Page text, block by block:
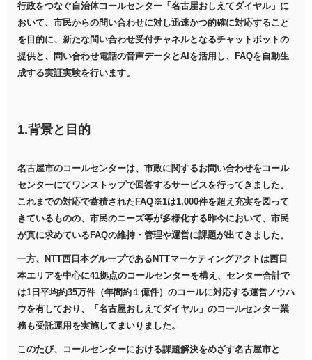
行政をつなぐ自治体コールセンター「名古屋おしえてダイヤル」に
おいて、市民からの問い合わせに対し迅速かつ的確に対応すること
を目的に、新たな問い合わせ受付チャネルとなるチャットボットの
提供と、問い合わせ電話の音声データとAIを活用し、FAQを自動生
成する実証実験を行います。
1.背景と目的
名古屋市のコールセンターは、市政に関するお問い合わせをコール
センターにてワンストップで回答するサービスを行ってきました。
これまでの対応で蓄積されたFAQ※1は1,000件を超え充実を図って
きているものの、市民のニーズ等が多様化する昨今において、市民
が真に求めているFAQの維持・管理や運営に課題が出てきました。
一方、NTT西日本グループであるNTTマーケティングアクトは西日
本エリアを中心に41拠点のコールセンターを構え、センター合計で
は1日平均約35万件（年間約１億件）のコールに対応する運営ノウハ
ウを有しており、「名古屋おしえてダイヤル」のコールセンター業
務も受託運用を実施してまいりました。
このたび、コールセンターにおける課題解決をめざす名古屋市と